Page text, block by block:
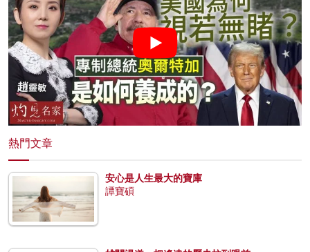
熱門文章
安心是人生最大的寶庫
譚寶碩